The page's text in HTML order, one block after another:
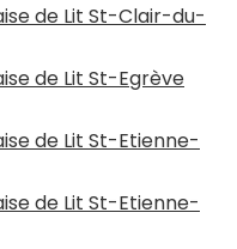
de Lit St-Clair-du-
de Lit St-Egrève
de Lit St-Etienne-
de Lit St-Etienne-